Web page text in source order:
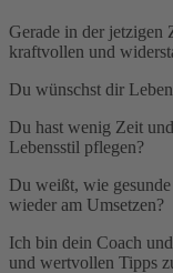
Gerade in der jetzigen
kraftvollen und
Du wünschst dir
Du hast wenig Zeit
Lebensstil pflegen?
Du weißt, wie
wieder am Umsetzen?
Ich bin dein Coach
und wertvollen Tipps